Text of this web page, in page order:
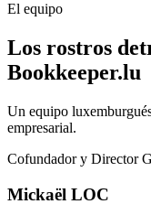
El equipo
Los rostros
Bookkeeper.lu
Un equipo
empresarial.
Cofundador y Director
Mickaël LOC